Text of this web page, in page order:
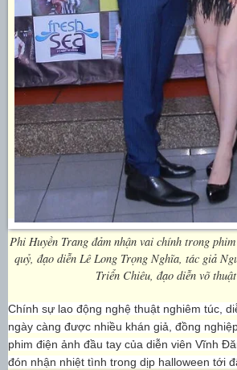
Phi Huyền Trang đảm nhận vai chính trong phim
quỷ, đạo diễn Lê Long Trọng Nghĩa, tác giả
Triển Chiêu, đạo diễn võ
Chính sự lao động nghệ thuật nghiêm túc,
ngày càng được nhiều khán giả, đồng
phim điện ảnh đầu tay của diễn viên Vĩnh
đón nhận nhiệt tình trong dịp halloween tới